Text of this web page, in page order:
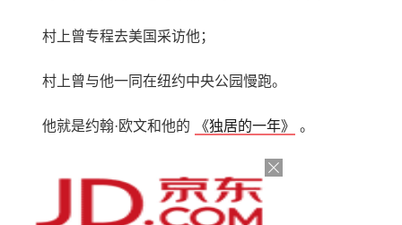
村上曾专程去美国采访他；
村上曾与他一同在纽约中央公园慢跑。
他就是约翰·欧文和他的 《独居的一年》 。